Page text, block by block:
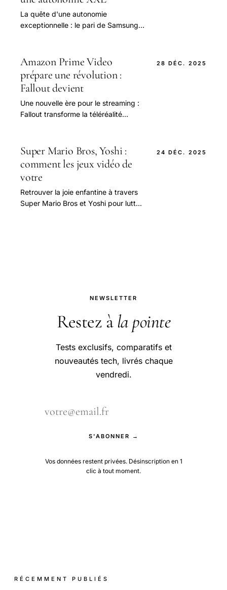
La quête d'une autonomie
exceptionnelle : le pari de Samsung
particulier ceux.
Amazon Prime Video
prépare une révolution :
Fallout devient
Une nouvelle ère pour le streaming :
Fallout transforme la téléréalité
Prime Video se.
28 DÉC. 2025
Super Mario Bros, Yoshi :
comment les jeux vidéo de
votre
Retrouver la joie enfantine à travers
Super Mario Bros et Yoshi pour lutter
24 DÉC. 2025
NEWSLETTER
Restez à la pointe
Tests exclusifs, comparatifs et
nouveautés tech, livrés chaque
vendredi.
S'ABONNER →
Vos données restent privées. Désinscription en 1
clic à tout moment.
RÉCEMMENT PUBLIÉS